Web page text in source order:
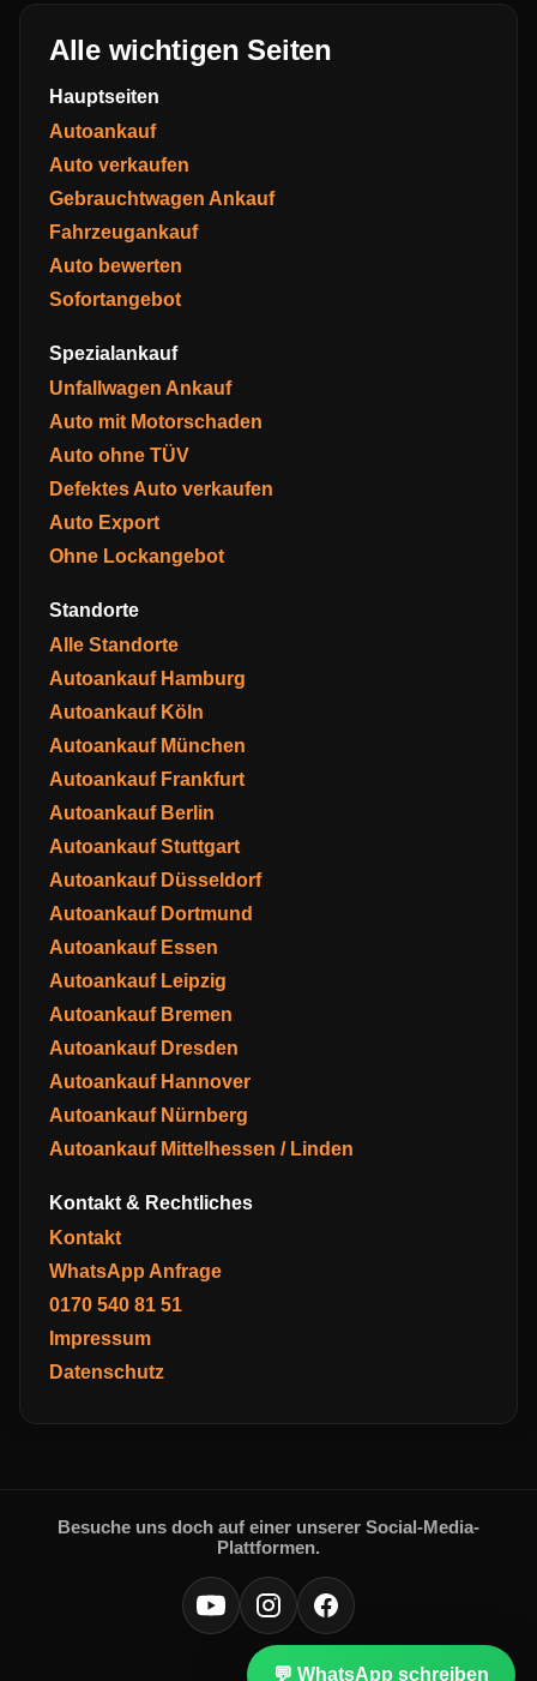
💬 WhatsApp schreiben
Alle wichtigen Seiten
Hauptseiten
Autoankauf
Auto verkaufen
Gebrauchtwagen Ankauf
Fahrzeugankauf
Auto bewerten
Sofortangebot
Spezialankauf
Unfallwagen Ankauf
Auto mit Motorschaden
Auto ohne TÜV
Defektes Auto verkaufen
Auto Export
Ohne Lockangebot
Standorte
Alle Standorte
Autoankauf Hamburg
Autoankauf Köln
Autoankauf München
Autoankauf Frankfurt
Autoankauf Berlin
Autoankauf Stuttgart
Autoankauf Düsseldorf
Autoankauf Dortmund
Autoankauf Essen
Autoankauf Leipzig
Autoankauf Bremen
Autoankauf Dresden
Autoankauf Hannover
Autoankauf Nürnberg
Autoankauf Mittelhessen / Linden
Kontakt & Rechtliches
Kontakt
WhatsApp Anfrage
0170 540 81 51
Impressum
Datenschutz
Besuche uns doch auf einer unserer Social-Media-
Plattformen.